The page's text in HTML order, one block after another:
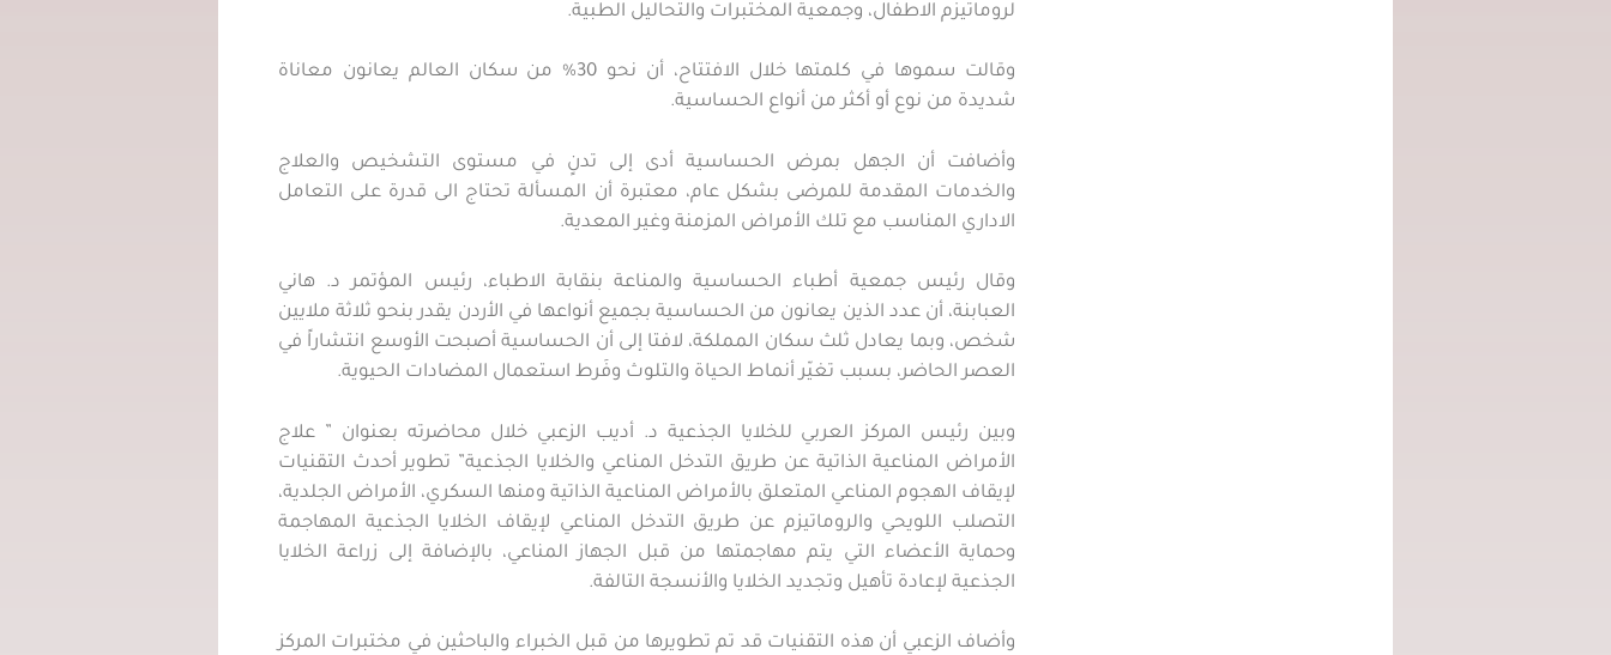
لروماتيزم الاطفال، وجمعية المختبرات والتحاليل الطبية.
وقالت سموها في كلمتها خلال الافتتاح، أن نحو 30% من سكان العالم يعانون معاناة
شديدة من نوع أو أكثر من أنواع الحساسية.
وأضافت أن الجهل بمرض الحساسية أدى إلى تدنٍ في مستوى التشخيص والعلاج
والخدمات المقدمة للمرضى بشكل عام، معتبرة أن المسألة تحتاج الى قدرة على التعامل
الاداري المناسب مع تلك الأمراض المزمنة وغير المعدية.
وقال رئيس جمعية أطباء الحساسية والمناعة بنقابة الاطباء، رئيس المؤتمر د. هاني
العبابنة، أن عدد الذين يعانون من الحساسية بجميع أنواعها في الأردن يقدر بنحو ثلاثة ملايين
شخص، وبما يعادل ثلث سكان المملكة، لافتا إلى أن الحساسية أصبحت الأوسع انتشاراً في
العصر الحاضر، بسبب تغيّر أنماط الحياة والتلوث وفَرط استعمال المضادات الحيوية.
وبين رئيس المركز العربي للخلايا الجذعية د. أديب الزعبي خلال محاضرته بعنوان ” علاج
الأمراض المناعية الذاتية عن طريق التدخل المناعي والخلايا الجذعية” تطوير أحدث التقنيات
لإيقاف الهجوم المناعي المتعلق بالأمراض المناعية الذاتية ومنها السكري، الأمراض الجلدية،
التصلب اللويحي والروماتيزم عن طريق التدخل المناعي لإيقاف الخلايا الجذعية المهاجمة
وحماية الأعضاء التي يتم مهاجمتها من قبل الجهاز المناعي، بالإضافة إلى زراعة الخلايا
الجذعية لإعادة تأهيل وتجديد الخلايا والأنسجة التالفة.
وأضاف الزعبي أن هذه التقنيات قد تم تطويرها من قبل الخبراء والباحثين في مختبرات المركز